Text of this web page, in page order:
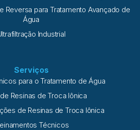
Reversa para Tratamento Avançado de
Água
Industrial
Serviços
para o Tratamento de Água
Resinas de Troca Iônica
de Resinas de Troca Iônica
Técnicos